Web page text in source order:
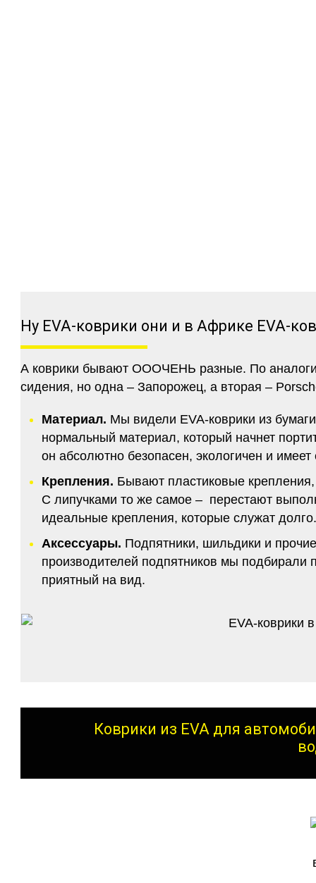
Ну EVA-коврики они и в Африке EVA-
А коврики бывают ОООЧЕНЬ разные. По
сидения, но одна – Запорожец, а вторая –
Материал. Мы видели EVA-коврики из
нормальный материал, который начнет
он абсолютно безопасен, экологичен и
Крепления. Бывают пластиковые
С липучками то же самое – перестают
идеальные крепления, которые служат
Аксессуары. Подпятники, шильдики и
производителей подпятников мы подбирали
приятный на вид.
Коврики из EVA для